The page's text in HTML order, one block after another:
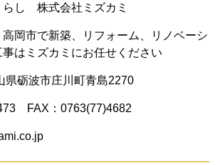
らし 株式会社ミズカミ
岡市で新築、リフォーム、リノベーシ
はミズカミにお任せください
砺波市庄川町青島2270
FAX：0763(77)4682